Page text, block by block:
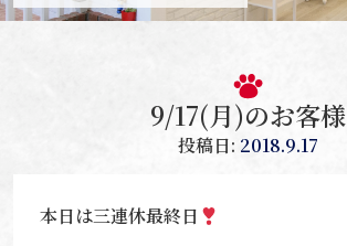
9/17(月)のお客様
投稿日: 2018.9.17
本日は三連休最終日